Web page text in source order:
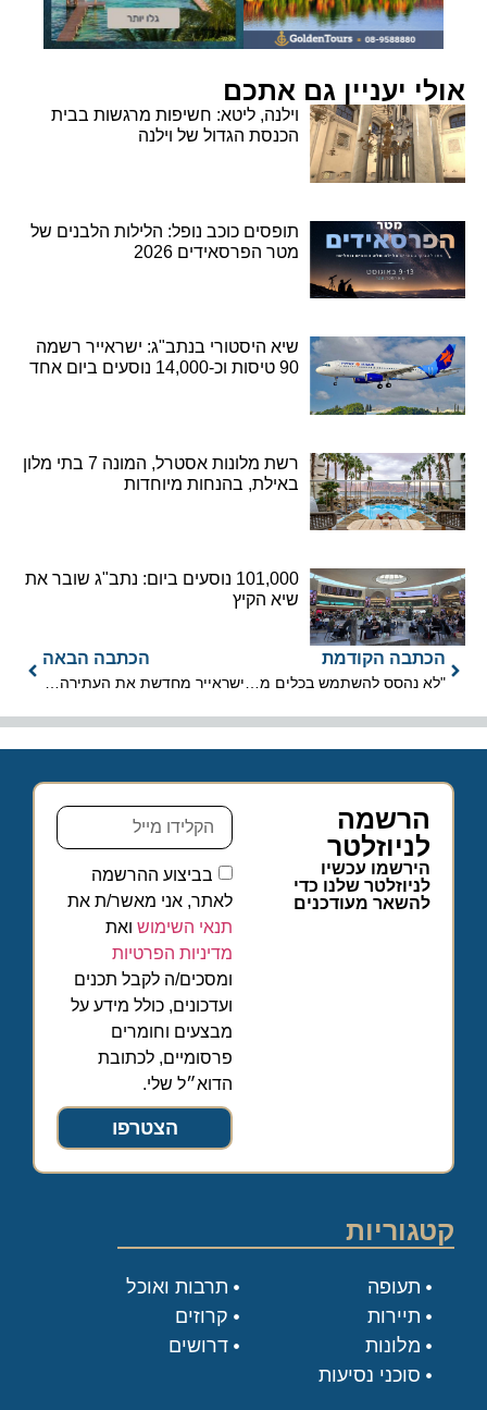
אולי יעניין גם אתכם
וילנה, ליטא: חשיפות מרגשות בבית
הכנסת הגדול של וילנה
תופסים כוכב נופל: הלילות הלבנים של
מטר הפרסאידים 2026
שיא היסטורי בנתב"ג: ישראייר רשמה
90 טיסות וכ-14,000 נוסעים ביום אחד
רשת מלונות אסטרל, המונה 7 בתי מלון
באילת, בהנחות מיוחדות
101,000 נוסעים ביום: נתב"ג שובר את
שיא הקיץ
הכתבה הקודמת
"לא נהסס להשתמש בכלים משפטיים לרבות עתירה לבג"צ"
הכתבה הבאה
ישראייר מחדשת את העתירה לבג"ץ
הרשמה
לניוזלטר
הירשמו עכשיו
לניוזלטר שלנו כדי
להשאר מעודכנים
בביצוע ההרשמה
לאתר, אני מאשר/ת את
תנאי השימוש ואת
מדיניות הפרטיות
ומסכים/ה לקבל תכנים
ועדכונים, כולל מידע על
מבצעים וחומרים
פרסומיים, לכתובת
הדוא״ל שלי.
הצטרפו
קטגוריות
תעופה
תיירות
מלונות
סוכני נסיעות
תרבות ואוכל
קרוזים
דרושים